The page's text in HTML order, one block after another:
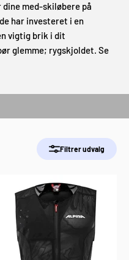
dine med-skiløbere på
har investeret i en
vigtig brik i dit
glemme; rygskjoldet. Se
Filtrer udvalg